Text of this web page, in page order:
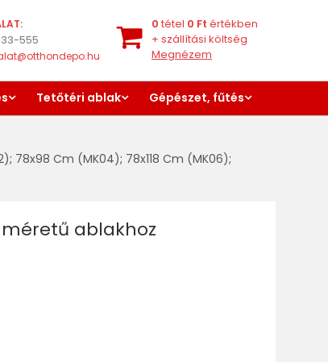
555
0 tétel 0 Ft értékben
+ szállítási költség
Megnézem
Tetőtéri ablak
Gépészet, fűtés
; 78x98 Cm (MK04); 78x118 Cm (MK06);
méretű ablakhoz